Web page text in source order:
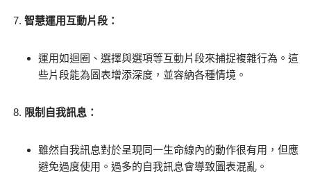
智慧運用互動片段：
運用如迴圈、選擇與選項等互動片段來捕捉複雜行為。這
些片段能為圖表增添深度，並容納各種情境。
限制自我訊息：
雖然自我訊息對於呈現同一生命線內的動作很有用，但應
避免過度使用。過多的自我訊息會導致圖表混亂。